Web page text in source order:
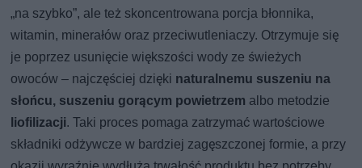
„na szybko”, ale też skoncentrowana porcja błonnika,
witamin, minerałów oraz przeciwutleniaczy. Otrzymuje się
je poprzez usunięcie większości wody ze świeżych
owoców – najczęściej dzięki naturalnemu suszeniu na
słońcu, suszeniu gorącym powietrzem albo metodzie
liofilizacji. Taki proces pomaga zatrzymać wartościowe
składniki odżywcze w bardziej zagęszczonej formie, a przy